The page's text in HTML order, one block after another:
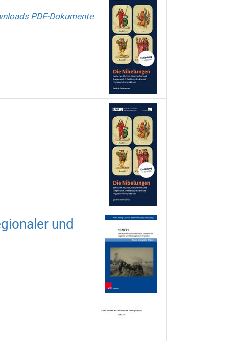
PDF-Dokumente
und